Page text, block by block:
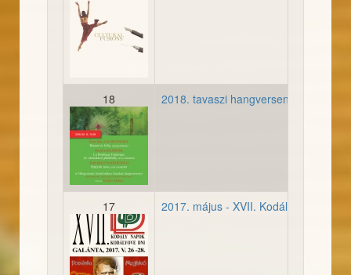
20180528-cultralfusions-
18
20180511-tavasz-
2018. tavaszi hangverseny
17
2017052728-
2017. május - XVII. Kodály Napok,